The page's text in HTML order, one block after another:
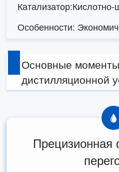
Особенности:
Основные
дистилляционной
Прецизионная